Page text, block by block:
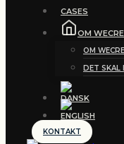
CASES
OM
OM
DET SKAL
KONTAKT